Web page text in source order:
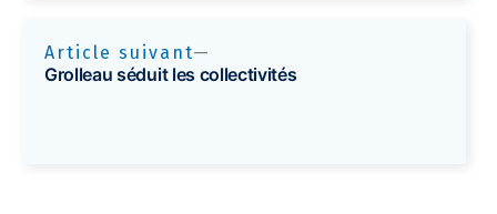
Article suivant
Grolleau séduit les collectivités